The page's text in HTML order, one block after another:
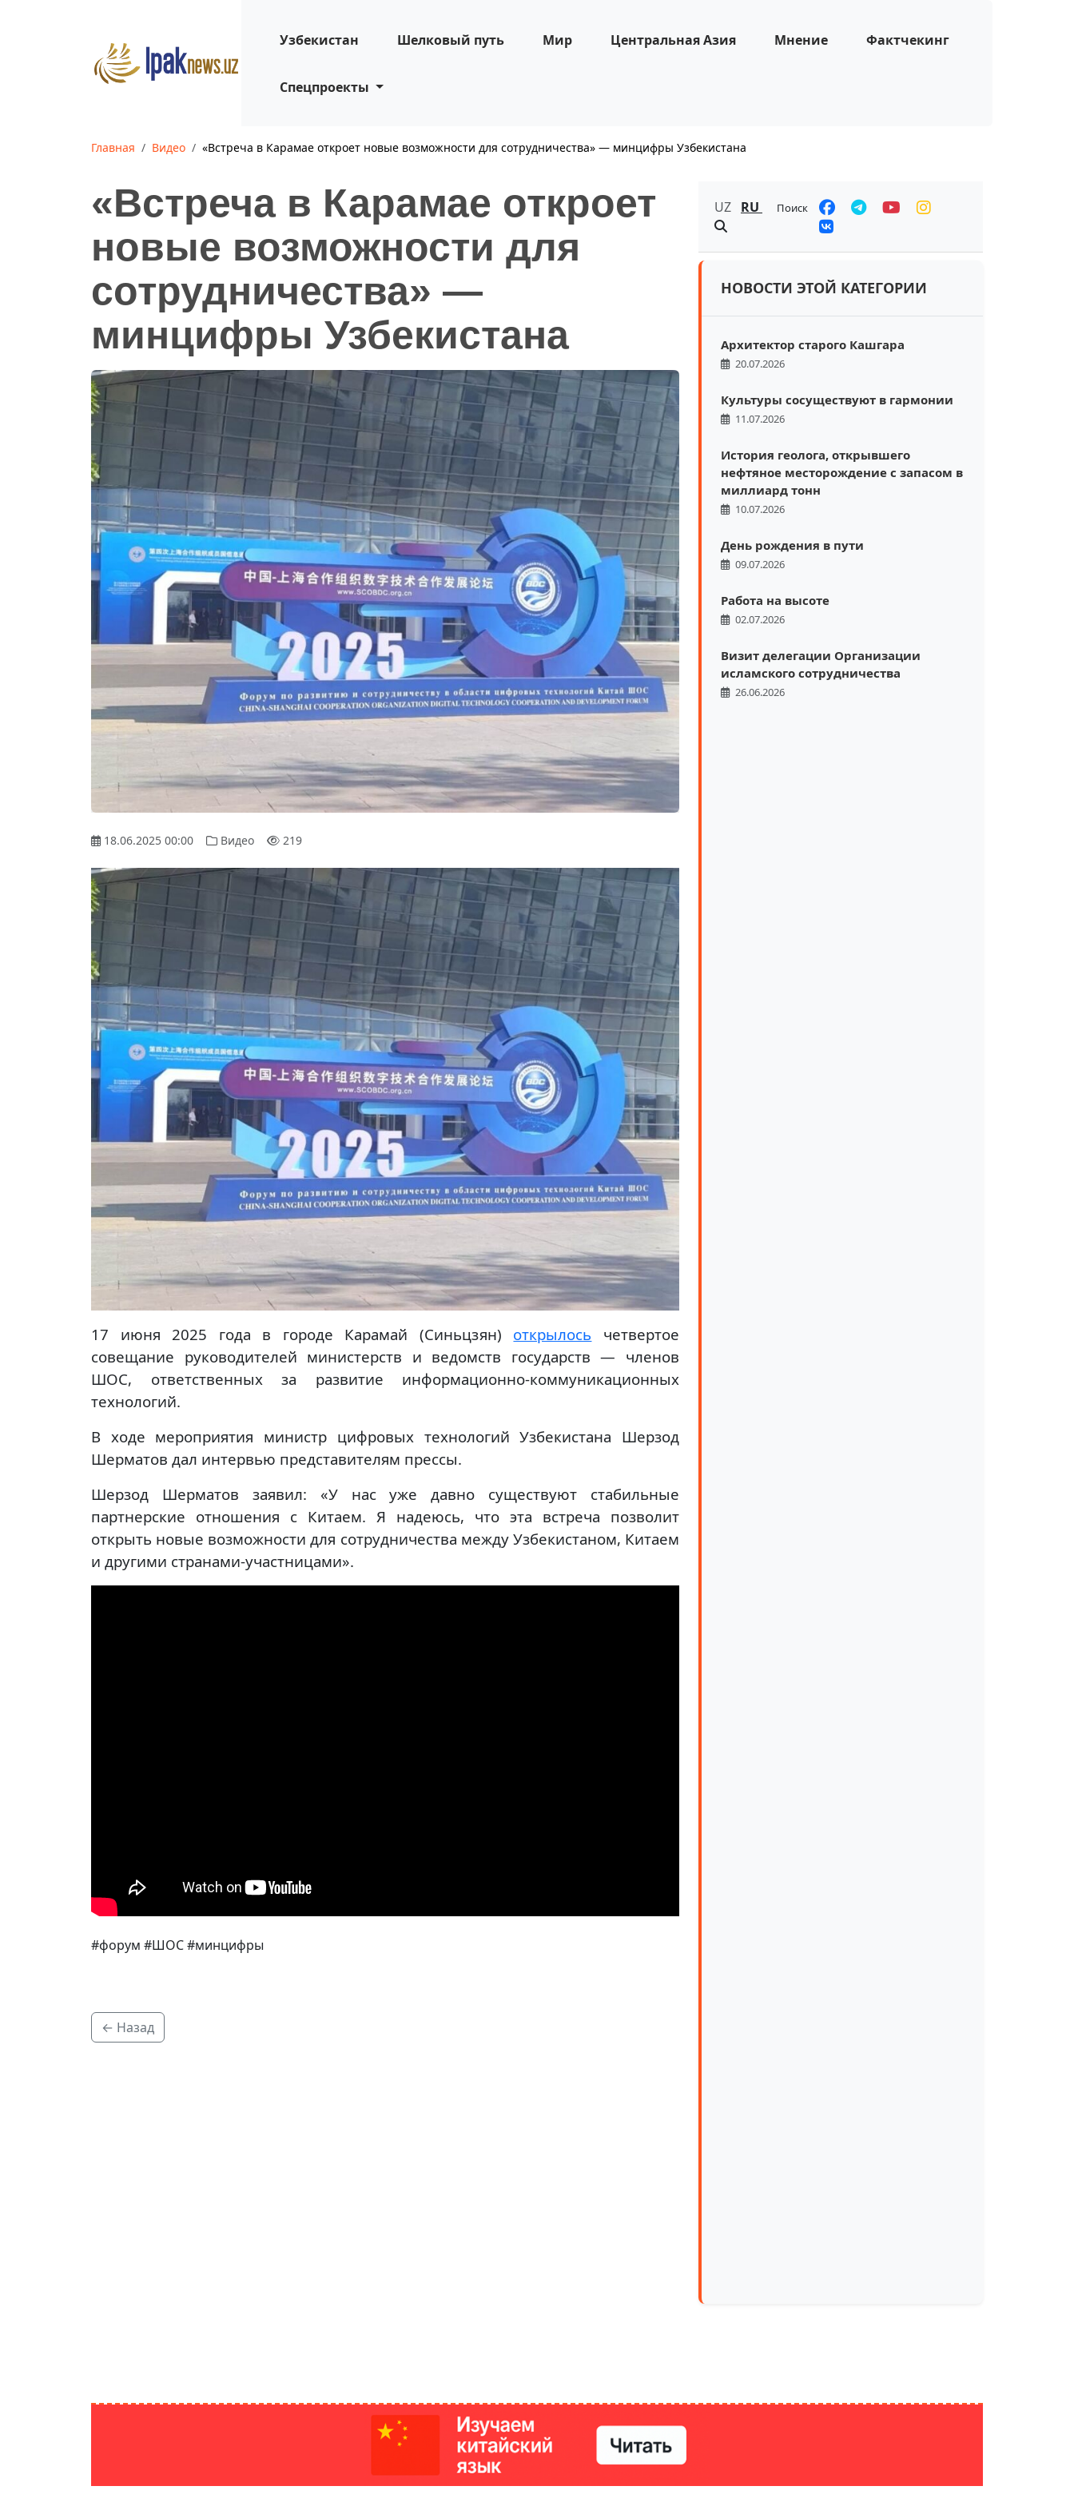
Узбекистан Шелковый путь Мир Центральная Азия Мнение Фактчекинг
Спецпроекты
Главная Видео «Встреча в Карамае откроет новые возможности для сотрудничества» — минцифры Узбекистана
«Встреча в Карамае откроет
новые возможности для
сотрудничества» —
минцифры Узбекистана
18.06.2025 00:00 Видео 219
17 июня 2025 года в городе Карамай (Синьцзян) открылось четвертое
совещание руководителей министерств и ведомств государств — членов
ШОС, ответственных за развитие информационно-коммуникационных
технологий.
В ходе мероприятия министр цифровых технологий Узбекистана Шерзод
Шерматов дал интервью представителям прессы.
Шерзод Шерматов заявил: «У нас уже давно существуют стабильные
партнерские отношения с Китаем. Я надеюсь, что эта встреча позволит
открыть новые возможности для сотрудничества между Узбекистаном, Китаем
и другими странами-участницами».
#форум #ШОС #минцифры
← Назад
UZ RU Поиск
НОВОСТИ ЭТОЙ КАТЕГОРИИ
Архитектор старого Кашгара
20.07.2026
Культуры сосуществуют в гармонии
11.07.2026
История геолога, открывшего
нефтяное месторождение с запасом в
миллиард тонн
10.07.2026
День рождения в пути
09.07.2026
Работа на высоте
02.07.2026
Визит делегации Организации
исламского сотрудничества
26.06.2026